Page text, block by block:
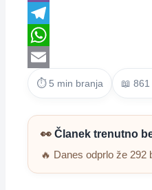
Viber
Telegram
WhatsApp
Email
⏱ 5 min branja 📖
👀 Članek trenutno
🔥 Danes odprlo že 292